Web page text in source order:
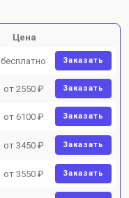
Цена
бесплатно Заказать
от 2550 ₽ Заказать
от 6100 ₽ Заказать
от 3450 ₽ Заказать
от 3550 ₽ Заказать